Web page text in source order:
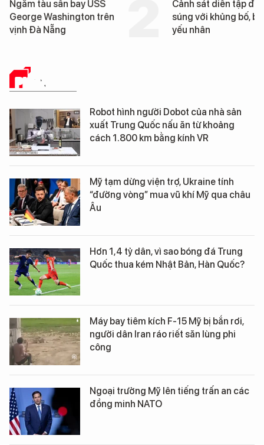
bay USS
trên
Cảnh sát diễn tập đấu
súng với khủng bố, bảo vệ
PHÂN TÍCH
Robot hình người Dobot của nhà sản
xuất Trung Quốc nấu ăn từ khoảng
cách 1.800 km bằng kính VR
Mỹ tạm dừng viện trợ, Ukraine tính
“đường vòng” mua vũ khí Mỹ qua châu
Âu
Hơn 1,4 tỷ dân, vì sao bóng đá Trung
Quốc thua kém Nhật Bản, Hàn Quốc?
Máy bay tiêm kích F-15 Mỹ bị bắn rơi,
người dân Iran ráo riết săn lùng phi
công
Ngoại trưởng Mỹ lên tiếng trấn an các
đồng minh NATO